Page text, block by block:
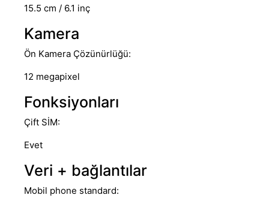
15.5 cm / 6.1 inç
Kamera
Ön Kamera Çözünürlüğü:
12 megapixel
Fonksiyonları
Çift SİM:
Evet
Veri + bağlantılar
Mobil phone standard: